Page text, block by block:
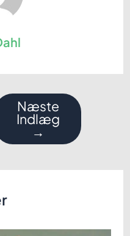
Næste
Indlæg
→